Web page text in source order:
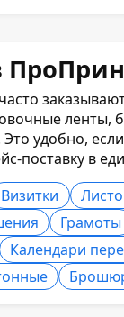
УФ-лак,
удобно,
поставку в
Визитки
Грамоты
Календари